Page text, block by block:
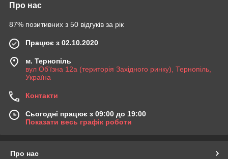
Про нас
87% позитивних з 50 відгуків за рік
Працює з 02.10.2020
м. Тернопіль
вул Об'їзна 12а (територія Західного ринку), Тернопіль,
Україна
Контакти
Сьогодні працює з 09:00 до 19:00
Показати весь графік роботи
Про нас